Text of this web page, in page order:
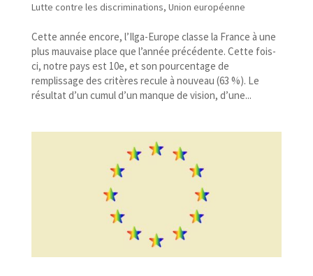
Lutte contre les discriminations, Union européenne
Cette année encore, l’Ilga-Europe classe la France à une
plus mauvaise place que l’année précédente. Cette fois-​
ci, notre pays est 10e, et son pourcentage de
remplissage des critères recule à nouveau (63 %). Le
résultat d’un cumul d’un manque de vision, d’une...